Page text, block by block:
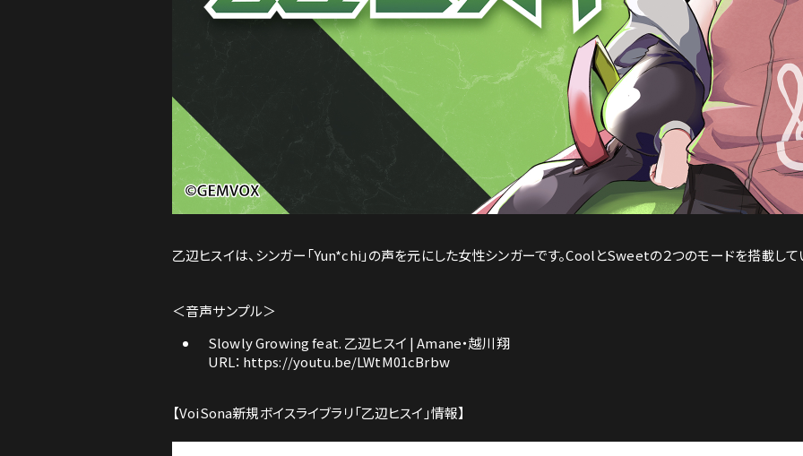
乙辺ヒスイは、シンガー「Yun*chi」の声を元にした女性シンガーです。CoolとSweetの２つのモードを搭載して
＜音声サンプル＞
Slowly Growing feat. 乙辺ヒスイ | Amane・越川翔
URL： https://youtu.be/LWtM01cBrbw
【VoiSona新規ボイスライブラリ「乙辺ヒスイ」情報】